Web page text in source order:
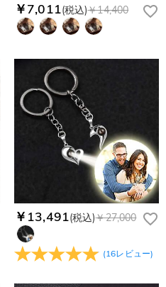
￥7,011(税込)￥14,400
￥13,491(税込)￥27,000
(16レビュー)